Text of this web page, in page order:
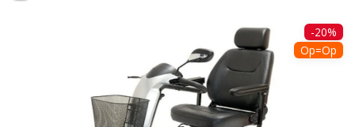
-20%
Op=Op